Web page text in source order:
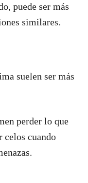
puede ser más
similares.
suelen ser más
perder lo que
celos cuando